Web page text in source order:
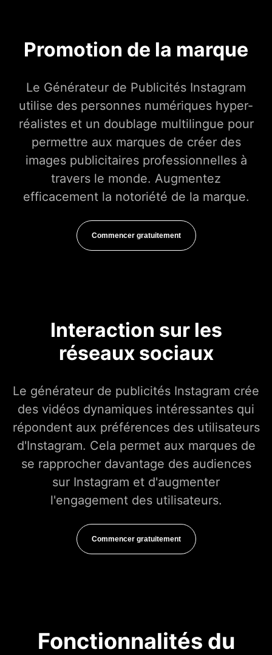
Promotion de la marque
Le Générateur de Publicités Instagram
utilise des personnes numériques hyper-
réalistes et un doublage multilingue pour
permettre aux marques de créer des
images publicitaires professionnelles à
travers le monde. Augmentez
efficacement la notoriété de la marque.
Commencer gratuitement
Interaction sur les
réseaux sociaux
Le générateur de publicités Instagram crée
des vidéos dynamiques intéressantes qui
répondent aux préférences des utilisateurs
d'Instagram. Cela permet aux marques de
se rapprocher davantage des audiences
sur Instagram et d'augmenter
l'engagement des utilisateurs.
Commencer gratuitement
Fonctionnalités du